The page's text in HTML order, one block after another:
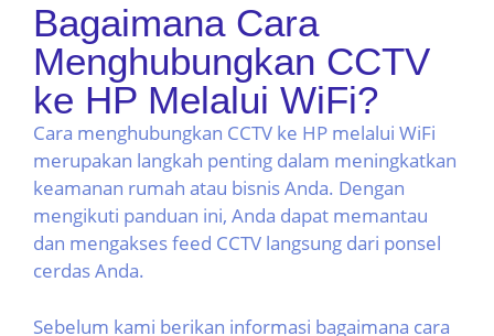
Bagaimana Cara
Menghubungkan CCTV
ke HP Melalui WiFi?
Cara menghubungkan CCTV ke HP melalui WiFi
merupakan langkah penting dalam meningkatkan
keamanan rumah atau bisnis Anda. Dengan
mengikuti panduan ini, Anda dapat memantau
dan mengakses feed CCTV langsung dari ponsel
cerdas Anda.
Sebelum kami berikan informasi bagaimana cara